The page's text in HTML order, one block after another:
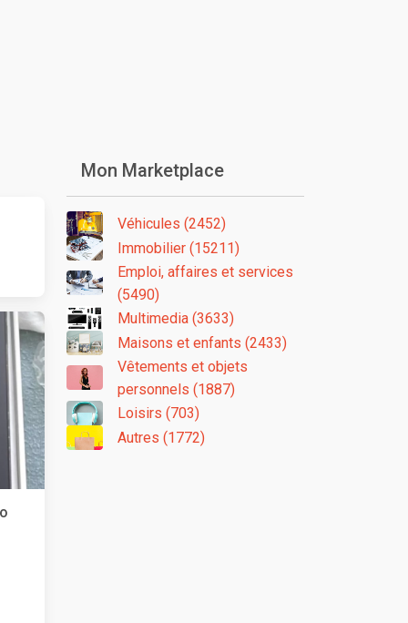
Mon Marketplace
Véhicules (2452)
Immobilier (15211)
Emploi, affaires et services
(5490)
Multimedia (3633)
Maisons et enfants (2433)
Vêtements et objets
personnels (1887)
Loisirs (703)
Autres (1772)